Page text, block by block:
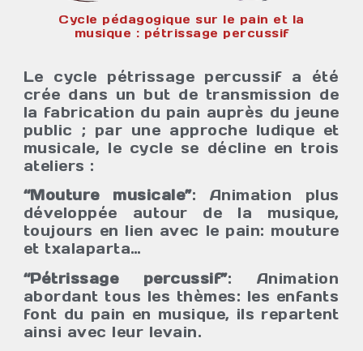
Cycle pédagogique sur le pain et la
musique : pétrissage percussif
Le cycle pétrissage percussif a été
crée dans un but de transmission de
la fabrication du pain auprès du jeune
public ; par une approche ludique et
musicale, le cycle se décline en trois
ateliers :
“Mouture musicale”: Animation plus
développée autour de la musique,
toujours en lien avec le pain: mouture
et txalaparta…
“Pétrissage percussif”: Animation
abordant tous les thèmes: les enfants
font du pain en musique, ils repartent
ainsi avec leur levain.